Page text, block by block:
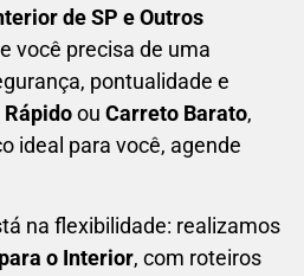
de SP e Outros
você precisa de uma
pontualidade e
Rápidoou Carreto Barato,
ideal para você, agende
na flexibilidade: realizamos
o Interior, com roteiros